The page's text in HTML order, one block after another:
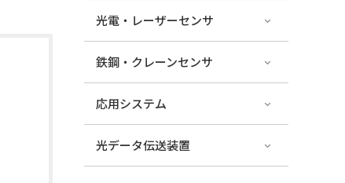
光電・レーザーセンサ
鉄鋼・クレーンセンサ
応用システム
光データ伝送装置